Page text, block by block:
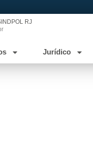
RJ
Jurídico